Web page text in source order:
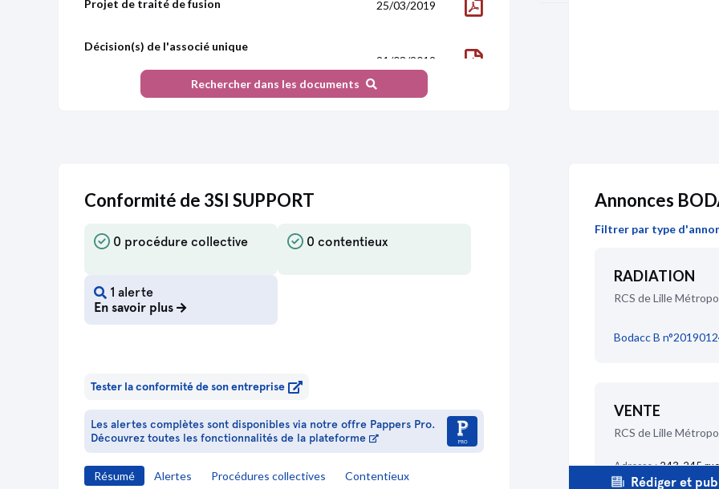
Projet de traité de fusion 25/03/2019
Décision(s) de l'associé unique
Augmentation du capital social
21/03/2019
Attestation
Modification(s) statutaire(s)
Statuts mis à jour
Décision(s) de l'associé unique
Décision(s) de l'associé unique
Modification(s) statutaire(s)
Augmentation du capital social
Réduction du capital social
Statuts mis à jour
19/01/2017
Rechercher dans les documents
Conformité de 3SI SUPPORT
0 procédure collective 0 contentieux
1 alerte
En savoir plus
Tester la conformité de son entreprise
Les alertes complètes sont disponibles via notre offre Pappers Pro.
Découvrez toutes les fonctionnalités de la plateforme
Résumé Alertes Procédures collectives Contentieux
Annonces
Filtrer par type
RADIATION
RCS de Lille
Bodacc B
VENTE
RCS de Lille
Adresse :243-245
Catégorie vente :
Rédiger et